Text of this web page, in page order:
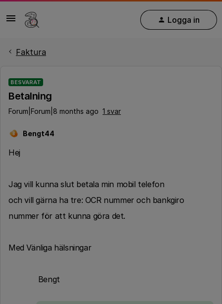
Logga in
Faktura
BESVARAT
Betalning
Forum|Forum|8 months ago 1 svar
B Bengt44
Hej
Jag vill kunna slut betala min mobil telefon
och vill gärna ha tre: OCR nummer och bankgiro
nummer för att kunna göra det.
Med Vänliga hälsningar
Bengt